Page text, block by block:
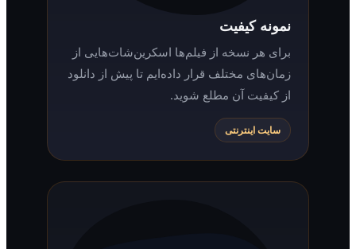
نمونه کیفیت
برای هر نسخه از فیلم‌ها اسکرین‌شات‌هایی از
زمان‌های مختلف قرار داده‌ایم تا پیش از دانلود
از کیفیت آن مطلع شوید.
سایت اینترنتی